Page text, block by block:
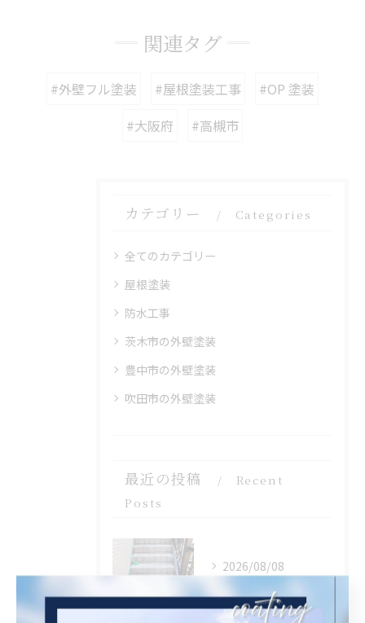
関連タグ
#外壁フル塗装 #屋根塗装工事
#OP 塗装
#大阪府
#高槻市
カテゴリー Categories
全てのカテゴリー
屋根塗装
防水工事
茨木市の外壁塗装
豊中市の外壁塗装
吹田市の外壁塗装
最近の投稿
Recent
Posts
2026/08/08